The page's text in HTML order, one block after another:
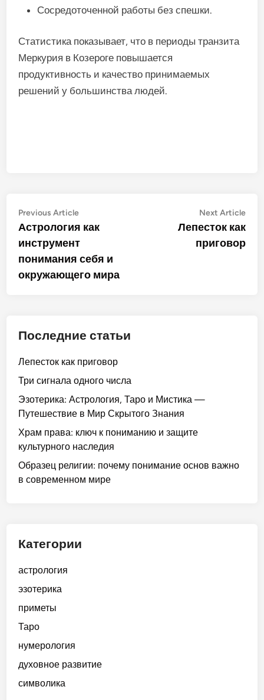
Сосредоточенной работы без спешки.
Статистика показывает, что в периоды транзита
Меркурия в Козероге повышается
продуктивность и качество принимаемых
решений у большинства людей.
Post
navigation
Previous ArticlePrevious
article:
Астрология как
инструмент
понимания себя и
окружающего мира
Next Article
Лепесток как
приговор
Последние статьи
Лепесток как приговор
Три сигнала одного числа
Эзотерика: Астрология, Таро и Мистика —
Путешествие в Мир Скрытого Знания
Храм права: ключ к пониманию и защите
культурного наследия
Образец религии: почему понимание основ важно
в современном мире
Категории
астрология
эзотерика
приметы
Таро
нумерология
духовное развитие
символика